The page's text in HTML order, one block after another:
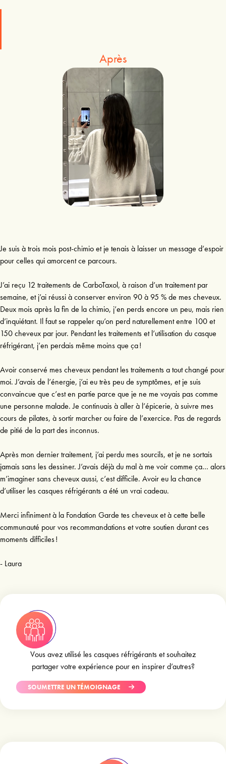
Après
Je suis à trois mois post-chimio et je tenais à laisser un message d’espoir
pour celles qui amorcent ce parcours.
J’ai reçu 12 traitements de CarboTaxol, à raison d’un traitement par
semaine, et j’ai réussi à conserver environ 90 à 95 % de mes cheveux.
Deux mois après la fin de la chimio, j’en perds encore un peu, mais rien
d’inquiétant. Il faut se rappeler qu’on perd naturellement entre 100 et
150 cheveux par jour. Pendant les traitements et l’utilisation du casque
réfrigérant, j’en perdais même moins que ça !
Avoir conservé mes cheveux pendant les traitements a tout changé pour
moi. J’avais de l’énergie, j’ai eu très peu de symptômes, et je suis
convaincue que c’est en partie parce que je ne me voyais pas comme
une personne malade. Je continuais à aller à l’épicerie, à suivre mes
cours de pilates, à sortir marcher ou faire de l’exercice. Pas de regards
de pitié de la part des inconnus.
Après mon dernier traitement, j’ai perdu mes sourcils, et je ne sortais
jamais sans les dessiner. J’avais déjà du mal à me voir comme ça… alors
m’imaginer sans cheveux aussi, c’est difficile. Avoir eu la chance
d’utiliser les casques réfrigérants a été un vrai cadeau.
Merci infiniment à la Fondation Garde tes cheveux et à cette belle
communauté pour vos recommandations et votre soutien durant ces
moments difficiles !
Vous avez utilisé les casques réfrigérants et souhaitez
partager votre expérience pour en inspirer d’autres?
SOUMETTRE UN TÉMOIGNAGE